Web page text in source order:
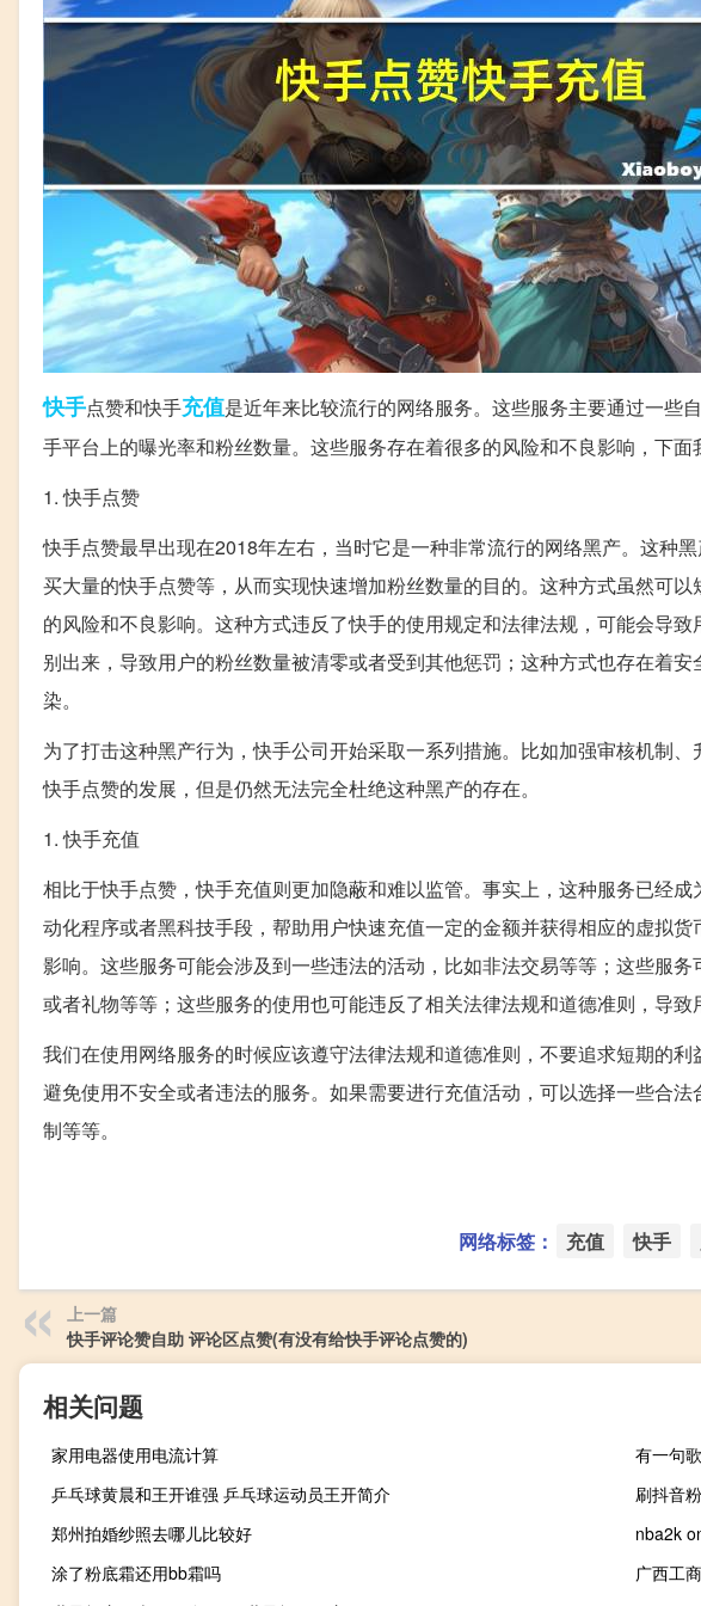
快手点赞和快手充值是近年来比较流行的网络服务。这些服务主要通过一些
手平台上的曝光率和粉丝数量。这些服务存在着很多的风险和不良影响，下面
1. 快手点赞
快手点赞最早出现在2018年左右，当时它是一种非常流行的网络黑产。这种
买大量的快手点赞等，从而实现快速增加粉丝数量的目的。这种方式虽然可
的风险和不良影响。这种方式违反了快手的使用规定和法律法规，可能会导
别出来，导致用户的粉丝数量被清零或者受到其他惩罚；这种方式也存在着
染。
为了打击这种黑产行为，快手公司开始采取一系列措施。比如加强审核机制
快手点赞的发展，但是仍然无法完全杜绝这种黑产的存在。
1. 快手充值
相比于快手点赞，快手充值则更加隐蔽和难以监管。事实上，这种服务已经
动化程序或者黑科技手段，帮助用户快速充值一定的金额并获得相应的虚拟
影响。这些服务可能会涉及到一些违法的活动，比如非法交易等等；这些服
或者礼物等等；这些服务的使用也可能违反了相关法律法规和道德准则，导致
我们在使用网络服务的时候应该遵守法律法规和道德准则，不要追求短期的
避免使用不安全或者违法的服务。如果需要进行充值活动，可以选择一些合
制等等。
网络标签： 充值 快手
上一篇
快手评论赞自助 评论区点赞(有没有给快手评论点赞的)
相关问题
家用电器使用电流计算
有一句
乒乓球黄晨和王开谁强 乒乓球运动员王开简介
刷抖音
郑州拍婚纱照去哪儿比较好
nba2k
涂了粉底霜还用bb霜吗
广西工